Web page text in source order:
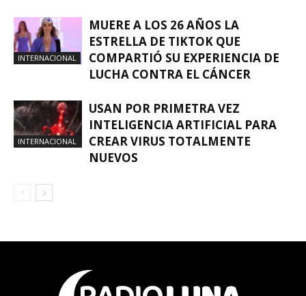
INTERNACIONAL
MUERE A LOS 26 AÑOS LA
ESTRELLA DE TIKTOK QUE
COMPARTIÓ SU EXPERIENCIA DE
LUCHA CONTRA EL CÁNCER
INTERNACIONAL
USAN POR PRIMETRA VEZ
INTELIGENCIA ARTIFICIAL PARA
CREAR VIRUS TOTALMENTE
NUEVOS